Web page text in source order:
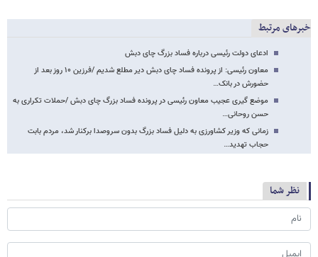
خبرهای مرتبط
ادعای دولت رئیسی درباره فساد بزرگ چای دبش
معاون رئیسی: از پرونده فساد چای دبش دیر مطلع شدیم /فرزین ۱۰ روز بعد از
حضورش در بانک…
موضع گیری عجیب معاون رئیسی در پرونده فساد بزرگ چای دبش /حملات تکراری به
حسن روحانی…
زمانی که وزیر کشاورزی به دلیل فساد بزرگ بدون سروصدا برکنار شد، مردم بابت
حجاب تهدید…
نظر شما